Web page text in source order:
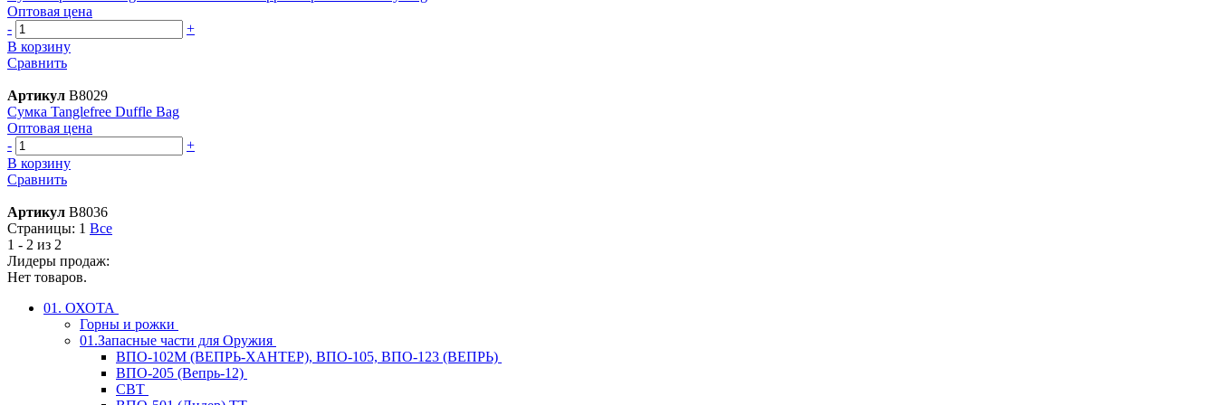
Оптовая цена
-
+
В корзину
Сравнить
Артикул B8029
Сумка Tanglefree Duffle Bag
Оптовая цена
-
+
В корзину
Сравнить
Артикул B8036
Страницы: 1 Все
1 - 2 из 2
Лидеры продаж:
Нет товаров.
01. ОХОТА
Горны и рожки
01.Запасные части для Оружия
ВПО-102М (ВЕПРЬ-ХАНТЕР), ВПО-105, ВПО-123 (ВЕПРЬ)
ВПО-205 (Вепрь-12)
СВТ